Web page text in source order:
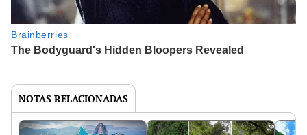
NOTAS RELACIONADAS